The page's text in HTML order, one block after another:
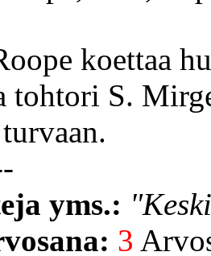
koettaa
tohtori S.
yms.:
3